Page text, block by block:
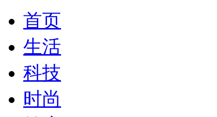
首页
生活
科技
时尚